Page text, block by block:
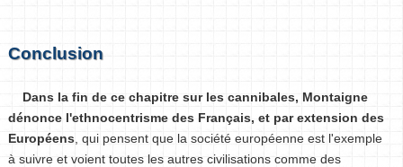
Conclusion
Dans la fin de ce chapitre sur les cannibales, Montaigne
dénonce l'ethnocentrisme des Français, et par extension des
Européens , qui pensent que la société européenne est l'exemple
à suivre et voient toutes les autres civilisations comme des